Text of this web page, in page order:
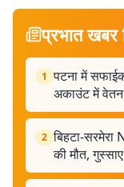
प्रभात खबर
1 पटना में
अकाउंट में वेतन
2 बिहटा-सरमेरा
की मौत,